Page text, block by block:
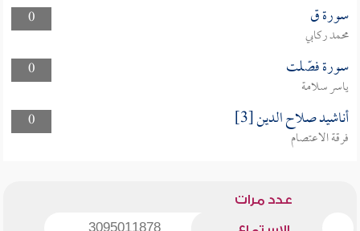
0
سورة ق
محمد ركابي
0
سورة فصّلت
ياسر سلامة
0
أناشيد صلاح الدين [3]
فرقة الاعتصام
عدد مرات